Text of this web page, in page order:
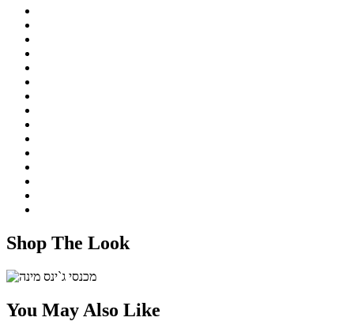
Shop The Look
You May Also Like